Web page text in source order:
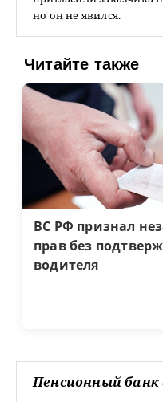
но он не явился.
Читайте также
ВС РФ признал
прав без
водителя
Пенсионный банк